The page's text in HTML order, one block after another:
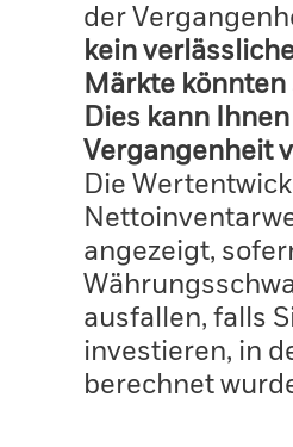
der
kein
Märkte
Dies kann
Vergangenheit
Die
angezeigt,
ausfallen, falls
investieren, in
berechnet